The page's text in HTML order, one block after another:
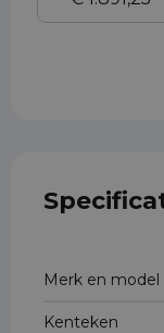
Merk en model
Kenteken